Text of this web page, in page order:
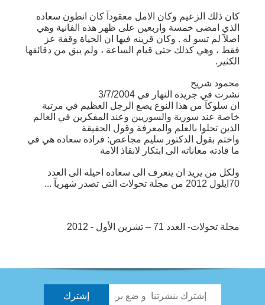
كان ذلك الزعيم وكان الامل معقودآ كان انطون سعاده
الذي امضى خمسة واربعين على ظهر هذه الفانية وهي
اصلآ لم تسو له . وكان قرينه فيها ان الحياة وقفة عز
فقط ، وهي كذلك حتى قيام الساعة ، ولم يبق من دقائقها
الكثير.
محمود شريح
نشرت في جريدة النهار في 3/7/2004
ان سلوكآ من هذا النوع يضع الرجل العظيم في مرتبة
خاصة عند سورية والسوريين وعند المفكرين في العالم
الذين تحلوا بالعلم والمعرفة وقول الحقيقة
واختم بقول الدكتور سليم مجاعص: فرادة سعاده هي في
ما قادته معاناته الى ابتكار لانقاذ الامة
ولكل من يريد ان يتعرف الى سعاده احيله الى العدد
70ايلول 2012 من مجلة تحولات التي تصدر شهريآ ...
مجلة تحولات- العدد 71 – تشرين الأول - 2012